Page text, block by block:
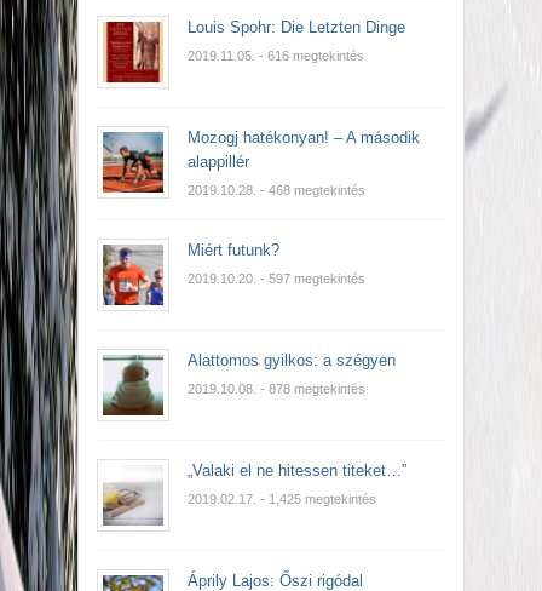
Louis Spohr: Die Letzten Dinge
2019.11.05. - 616 megtekintés
Mozogj hatékonyan! – A második
alappillér
2019.10.28. - 468 megtekintés
Miért futunk?
2019.10.20. - 597 megtekintés
Alattomos gyilkos: a szégyen
2019.10.08. - 878 megtekintés
„Valaki el ne hitessen titeket…”
2019.02.17. - 1,425 megtekintés
Áprily Lajos: Őszi rigódal